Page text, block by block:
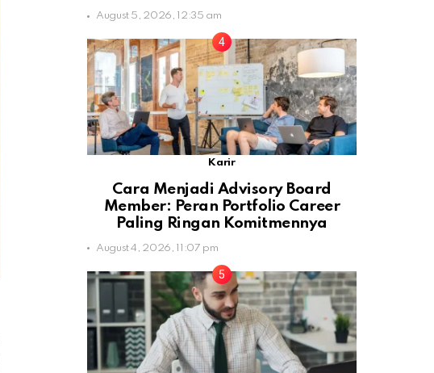
August 5, 2026, 12:35 am
Karir
Cara Menjadi Advisory Board
Member: Peran Portfolio Career
Paling Ringan Komitmennya
August 4, 2026, 11:07 pm